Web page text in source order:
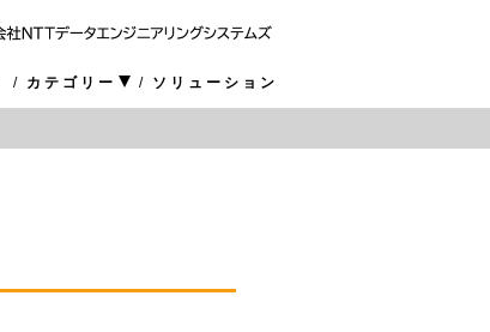
カテゴリー ソリューション